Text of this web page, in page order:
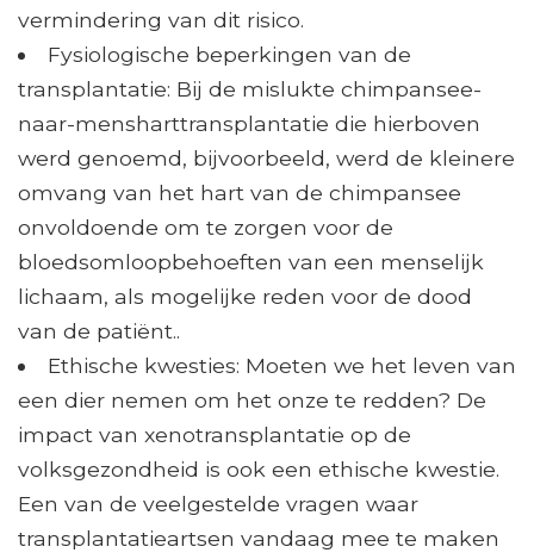
vermindering van dit risico.
Fysiologische beperkingen van de
transplantatie: Bij de mislukte chimpansee-
naar-mensharttransplantatie die hierboven
werd genoemd, bijvoorbeeld, werd de kleinere
omvang van het hart van de chimpansee
onvoldoende om te zorgen voor de
bloedsomloopbehoeften van een menselijk
lichaam, als mogelijke reden voor de dood
van de patiënt..
Ethische kwesties: Moeten we het leven van
een dier nemen om het onze te redden? De
impact van xenotransplantatie op de
volksgezondheid is ook een ethische kwestie.
Een van de veelgestelde vragen waar
transplantatieartsen vandaag mee te maken